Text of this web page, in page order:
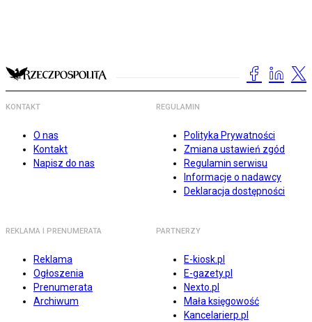
KONTAKT
O nas
Kontakt
Napisz do nas
REGULAMIN
Polityka Prywatności
Zmiana ustawień zgód
Regulamin serwisu
Informacje o nadawcy
Deklaracja dostępności
REKLAMA I PRENUMERATA
Reklama
Ogłoszenia
Prenumerata
Archiwum
PARTNERZY
E-kiosk.pl
E-gazety.pl
Nexto.pl
Mała księgowość
Kancelarierp.pl